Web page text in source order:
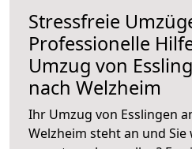
Stressfreie
Professionelle
Umzug von
nach Welzheim
Ihr Umzug von Esslingen
Welzheim steht an und Sie